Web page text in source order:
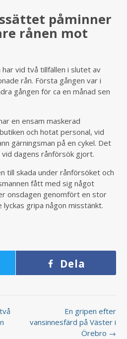
påminner
rånen mot
har vid två tillfällen i slutet av
rån. Första gången var i
gången för ca en månad sen
en ensam maskerad
och hotat personal, vid
gärningsman på en cykel. Det
dagens rånförsök gjort.
till skada under rånförsöket och
fått med sig något
onsdagen genomfört en stor
gripa någon misstänkt.
Dela
En gripen efter
vansinnesfärd på Väster i
Örebro →